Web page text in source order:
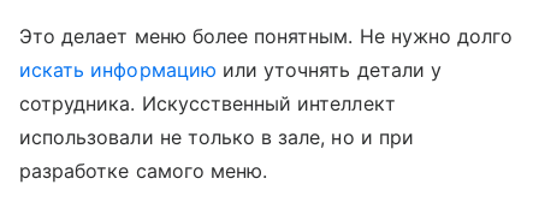
Это делает меню более понятным. Не нужно долго
искать информацию или уточнять детали у
сотрудника. Искусственный интеллект
использовали не только в зале, но и при
разработке самого меню.